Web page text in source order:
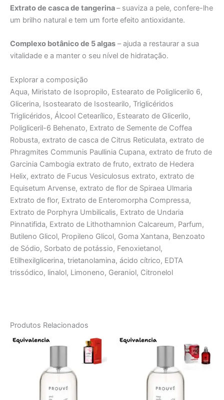
Extrato de casca de tangerina– suaviza a pele, confere-lhe
um brilho natural e tem um forte efeito antioxidante.
Complexo botânico de 5 algas – ajuda a restaurar a sua
vitalidade e a manter o seu nível de hidratação.
Explorar a composição
Aqua, Miristato de Isopropilo, Estearato de Poliglicerilo 6,
Glicerina, Isostearato de Isostearilo, Triglicéridos
Triglicéridos, Álcool Cetearílico, Estearato de Glicerilo,
Poligliceril-6 Behenato, Extrato de Semente de Coffea
Robusta, extrato de casca de Citrus Reticulata, extrato de
Phragmites Communis Paullinia Cupana, extrato de fruto de
Garcinia Cambogia extrato de fruto, extrato de Hedera
Helix, extrato de Fucus Vesiculosus extrato, extrato de
Equisetum Arvense, extrato de flor de Spiraea Ulmaria
Extrato de flor, Extrato de Enteromorpha Compressa,
Extrato de Porphyra Umbilicalis, Extrato de Undaria
Pinnatifida, Extrato de Lithothamnion Calcareum, Parfum,
Butileno Glicol, Propileno Glicol, Goma Xantana, Benzoato
de Sódio, Sorbato de potássio, Fenoxietanol,
Etilhexilglicerina, trietanolamina, ácido cítrico, EDTA
trissódico, linalol, Limoneno, Geraniol, Citronelol
Produtos Relacionados